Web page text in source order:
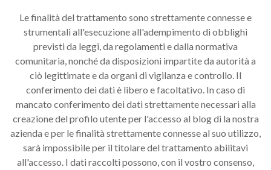
Le finalità del trattamento sono strettamente connesse e
strumentali all'esecuzione all'adempimento di obblighi
previsti da leggi, da regolamenti e dalla normativa
comunitaria, nonché da disposizioni impartite da autorità a
ciò legittimate e da organi di vigilanza e controllo. Il
conferimento dei dati è libero e facoltativo. In caso di
mancato conferimento dei dati strettamente necessari alla
creazione del profilo utente per l'accesso al blog di la nostra
azienda e per le finalità strettamente connesse al suo utilizzo,
sarà impossibile per il titolare del trattamento abilitavi
all'accesso. I dati raccolti possono, con il vostro consenso,